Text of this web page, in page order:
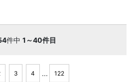
件中 1～40件目
3 4 ... 122